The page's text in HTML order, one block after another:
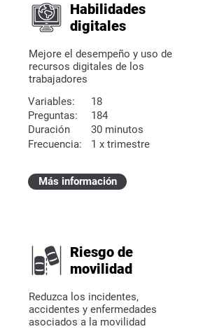
Habilidades
digitales
Mejore el desempeño y uso de
recursos digitales de los
trabajadores
Variables:
Preguntas:
Duración
Frecuencia:
18
184
30 minutos
1 x trimestre
Más información
Riesgo de
movilidad
Reduzca los incidentes,
accidentes y enfermedades
asociados a la movilidad